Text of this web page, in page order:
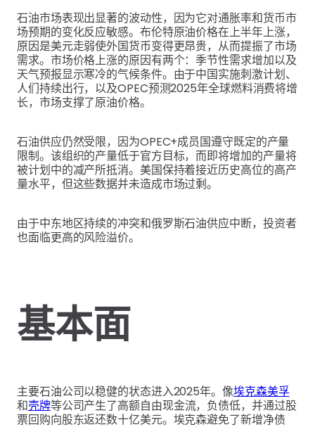
石油市场表现出显著的波动性，因为它对通胀率和货币市
场预期的变化反应敏感。布伦特原油价格在上半年上涨，
原因是美元走弱使外国货币变得更昂贵，从而提振了市场
需求。市场价格上涨的原因有两个：季节性需求增加以及
天气预报显示寒冷的气候条件。由于中国实施刺激计划、
人们持续出行，以及OPEC预测2025年全球燃料消费将增
长，市场支撑了原油价格。
石油供应仍然受限，因为OPEC+成员国遵守既定的产量
限制。该组织的产量低于官方目标，而即将增加的产量将
被计划中的减产所抵消。美国保持着接近历史高位的高产
量水平，但这些数据并未造成市场过剩。
由于中东地区持续的冲突和俄罗斯石油供应中断，投资者
也面临更高的风险溢价。
基本面
主要石油公司以稳健的状态进入2025年。像埃克森美孚
和壳牌等公司产生了高额自由现金流，负债低，并通过股
票回购向股东返还数十亿美元。埃克森避免了新增净债